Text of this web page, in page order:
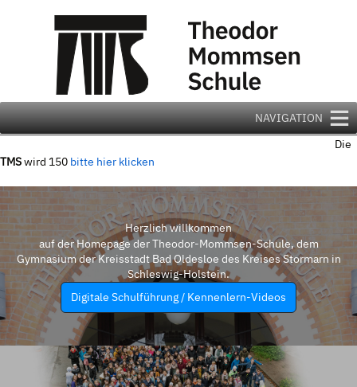
NAVIGATION
Die
TMSwird 150 bitte hier klicken
Herzlich willkommen
auf der Homepage der Theodor-Mommsen-Schule, dem
Gymnasium der Kreisstadt Bad Oldesloe des Kreises Stormarn in
Schleswig-Holstein.
Digitale Schulführung / Kennenlern-Videos